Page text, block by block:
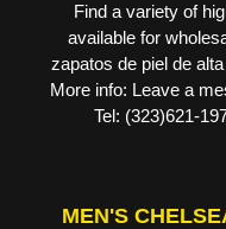
Find a variety of
available for
zapatos de piel de
More info: Leave a
Tel: (323)621-
MEN'S